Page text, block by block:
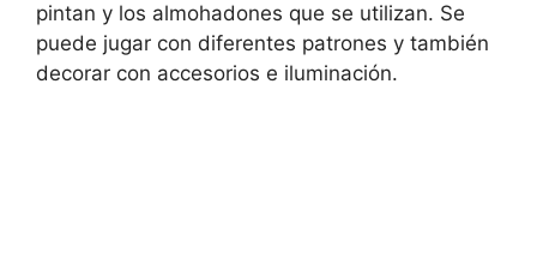
pintan y los almohadones que se utilizan. Se
puede jugar con diferentes patrones y también
decorar con accesorios e iluminación.